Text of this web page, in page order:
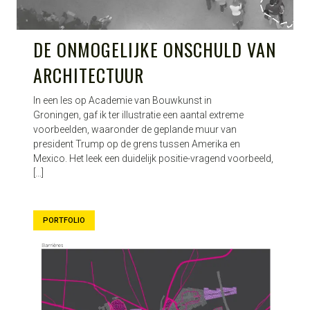
DE ONMOGELIJKE ONSCHULD VAN
ARCHITECTUUR
In een les op Academie van Bouwkunst in
Groningen, gaf ik ter illustratie een aantal extreme
voorbeelden, waaronder de geplande muur van
president Trump op de grens tussen Amerika en
Mexico. Het leek een duidelijk positie-vragend voorbeeld,
PORTFOLIO